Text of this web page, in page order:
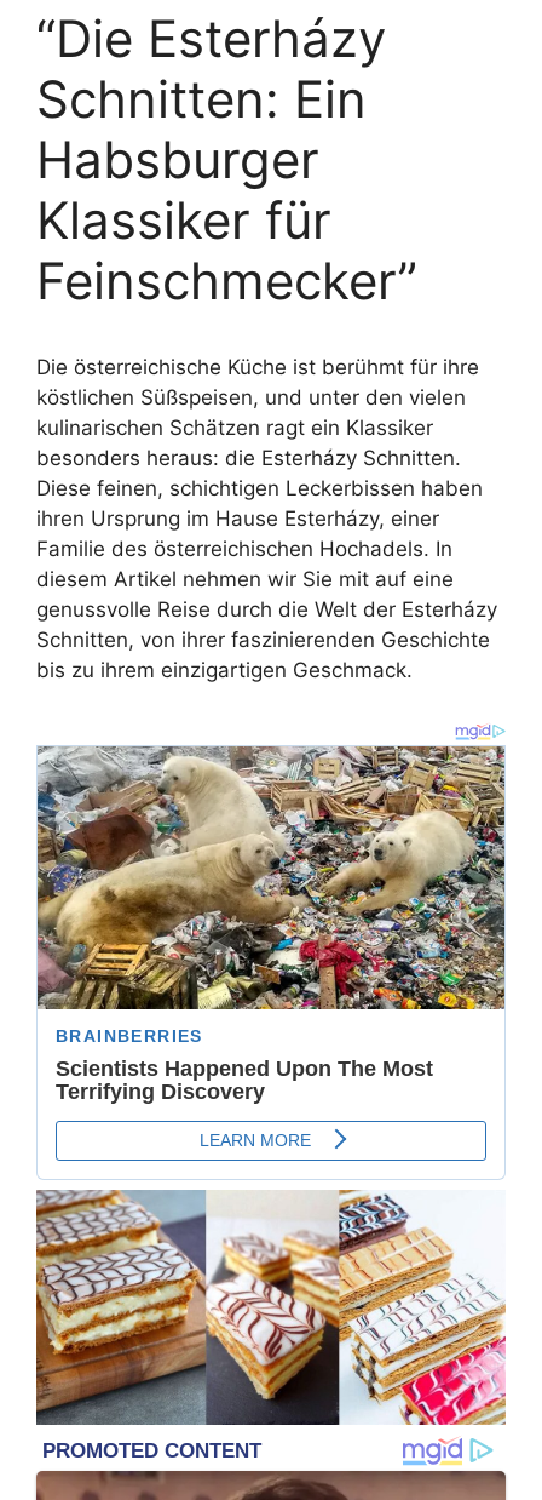
“Die Esterházy
Schnitten: Ein
Habsburger
Klassiker für
Feinschmecker”
Die österreichische Küche ist berühmt für ihre
köstlichen Süßspeisen, und unter den vielen
kulinarischen Schätzen ragt ein Klassiker
besonders heraus: die Esterházy Schnitten.
Diese feinen, schichtigen Leckerbissen haben
ihren Ursprung im Hause Esterházy, einer
Familie des österreichischen Hochadels. In
diesem Artikel nehmen wir Sie mit auf eine
genussvolle Reise durch die Welt der Esterházy
Schnitten, von ihrer faszinierenden Geschichte
bis zu ihrem einzigartigen Geschmack.